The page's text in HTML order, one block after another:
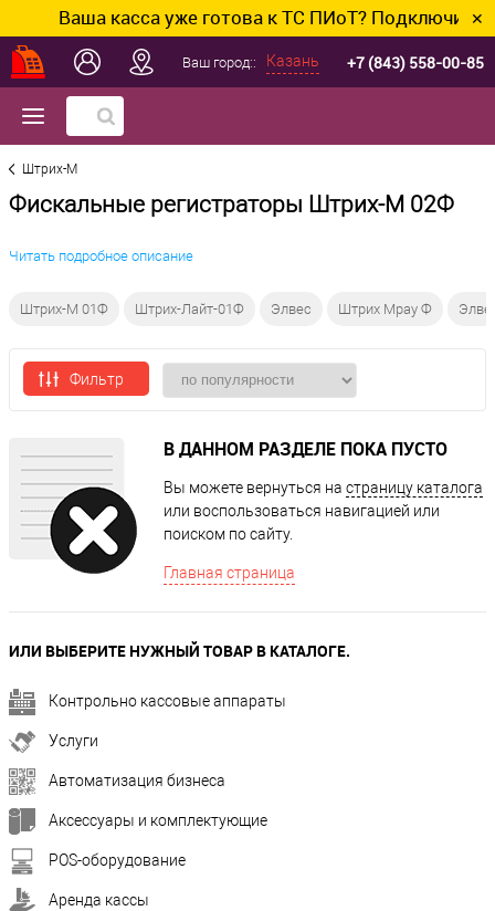
Ваша касса уже готова к ТС ПИоТ? Подключим и ✕
Ваш город:: Казань +7 (843) 558-00-85
Штрих-М
Фискальные регистраторы Штрих-М 02Ф
Читать подробное описание
Штрих-М 01Ф Штрих-Лайт-01Ф Элвес Штрих Mpay Ф
Фильтр
В ДАННОМ РАЗДЕЛЕ ПОКА ПУСТО
Вы можете вернуться на страницу каталога
или воспользоваться навигацией или
поиском по сайту.
Главная страница
ИЛИ ВЫБЕРИТЕ НУЖНЫЙ ТОВАР В КАТАЛОГЕ.
Контрольно кассовые аппараты
Услуги
Автоматизация бизнеса
Аксессуары и комплектующие
POS-оборудование
Аренда кассы